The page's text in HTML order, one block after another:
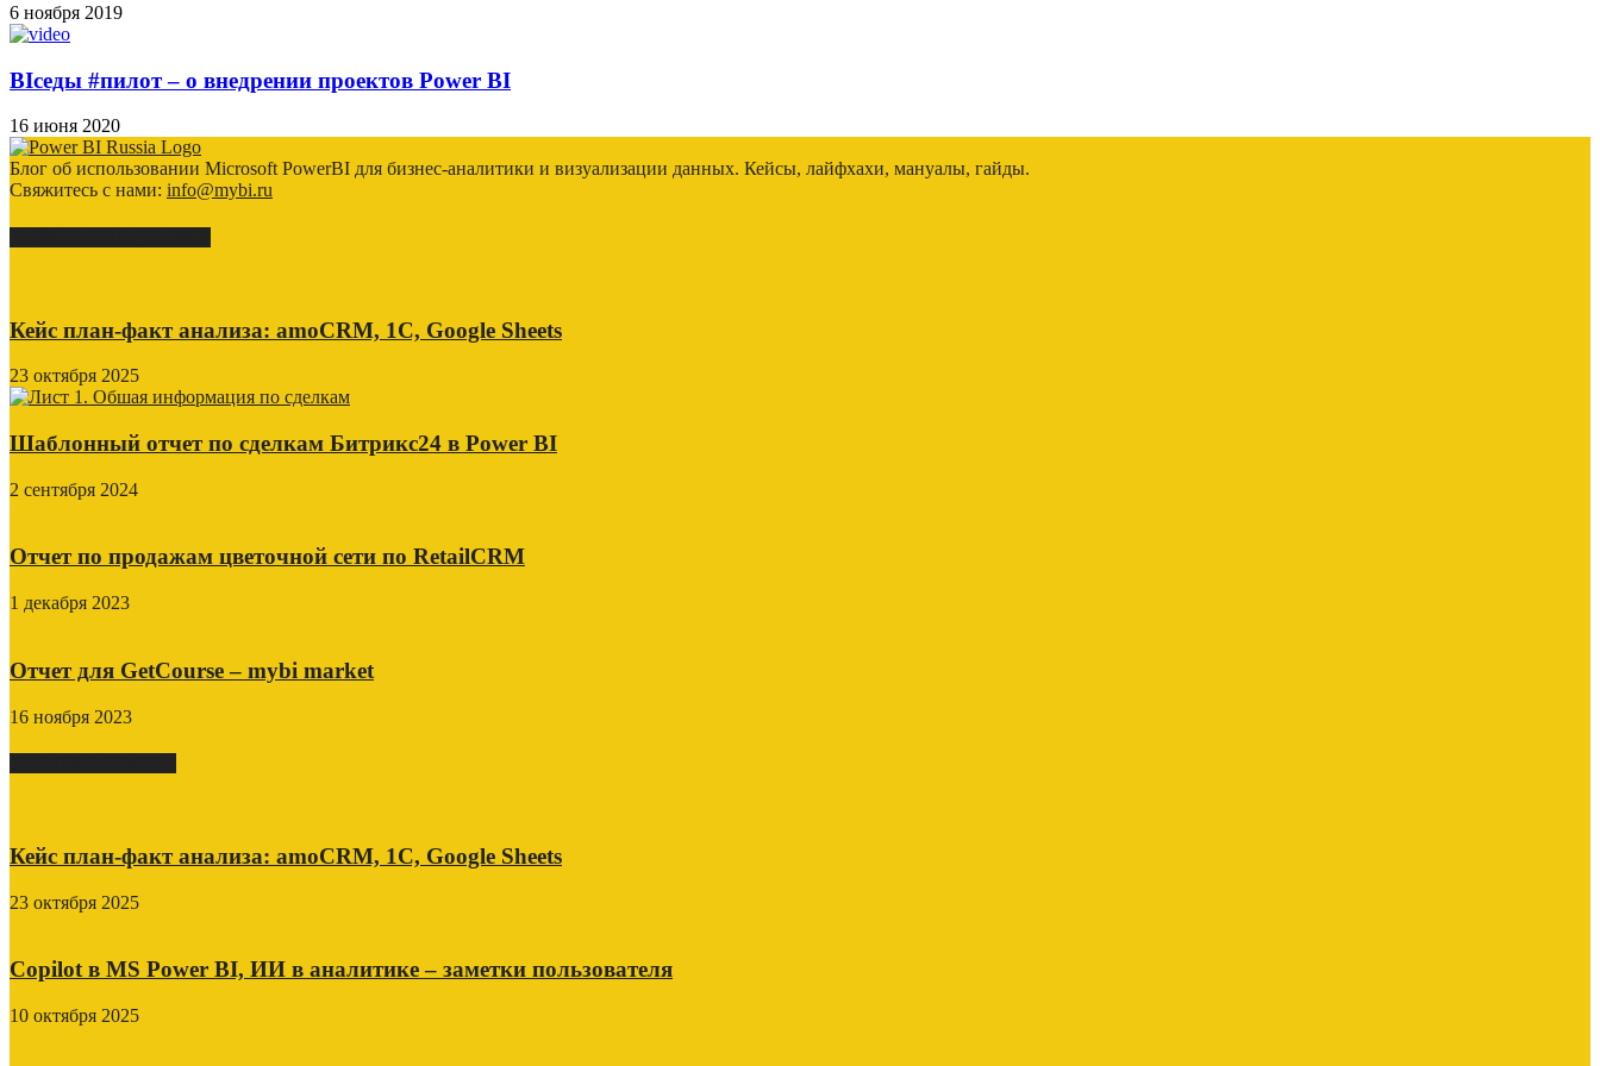
6 ноября 2019
BIседы #пилот – о внедрении проектов Power BI
16 июня 2020
Блог об использовании Microsoft PowerBI для бизнес-аналитики и визуализации данных. Кейсы, лайфхахи, мануалы, гайды.
Свяжитесь с нами: info@mybi.ru
Кейс план-факт анализа: amoCRM, 1C, Google Sheets
23 октября 2025
Шаблонный отчет по сделкам Битрикс24 в Power BI
2 сентября 2024
Отчет по продажам цветочной сети по RetailCRM
1 декабря 2023
Отчет для GetCourse – mybi market
16 ноября 2023
Кейс план-факт анализа: amoCRM, 1C, Google Sheets
23 октября 2025
Copilot в MS Power BI, ИИ в аналитике – заметки пользователя
10 октября 2025